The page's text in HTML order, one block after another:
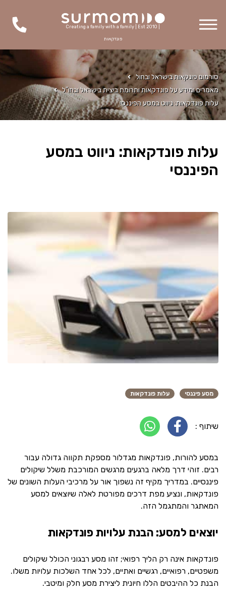
Creating a family with a family | Est 2010 |
פונדקאות
סורמום פונקאות בישראל ובחול
מאמרים ומידע על פונדקאות ותרומת ביצית בישראל ובחו"ל
עלות פונדקאות: ניווט במסע הפיננסי
עלות פונדקאות: ניווט במסע
הפיננסי
מסע פיננסי עלות פונדקאות
שיתוף :
במסע להורות, פונדקאות מגדלור מספקת תקווה גדולה עבור
רבים. זוהי דרך מלאה ברגעים מרגשים המורכבת משלל שיקולים
פיננסיים. במדריך מקיף זה נשפוך אור על מרכיבי העלות השונים של
פונדקאות, ונציע מפת דרכים מפורטת לאלה שיוצאים למסע
המאתגר והמתגמל הזה.
יוצאים למסע: הבנת עלויות פונדקאות
פונדקאות אינה רק הליך רפואי; זהו מסע רבגוני הכולל שיקולים
משפטיים, רפואיים, רגשיים ואתיים, לכל אחד השלכות עלויות משלו.
הבנת כל ההיבטים הללו חיונית ליצירת מסע חלק ומיטבי.